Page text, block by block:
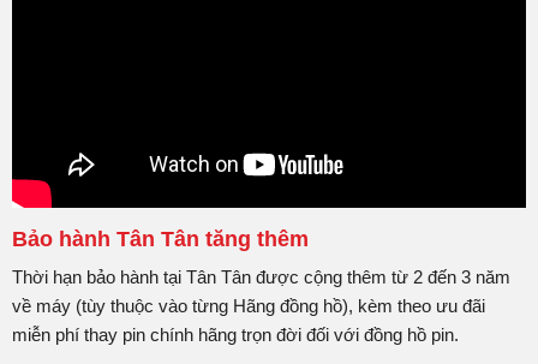
Bảo hành Tân Tân tăng thêm
Thời hạn bảo hành tại Tân Tân được cộng thêm từ 2 đến 3 năm
về máy (tùy thuộc vào từng Hãng đồng hồ), kèm theo ưu đãi
miễn phí thay pin chính hãng trọn đời đối với đồng hồ pin.